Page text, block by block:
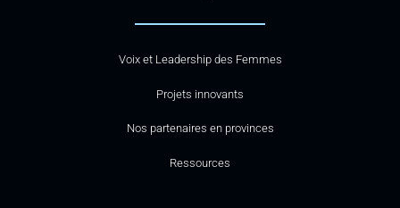
Voix et Leadership des Femmes
Projets innovants
Nos partenaires en provinces
Ressources